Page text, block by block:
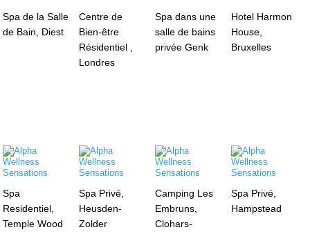
Spa de la Salle
de Bain, Diest
Centre de
Bien-être
Résidentiel ,
Londres
Spa dans une
salle de bains
privée Genk
Hotel Harmon
House,
Bruxelles
Spa
Residentiel,
Temple Wood
Spa Privé,
Heusden-
Zolder
Camping Les
Embruns,
Clohars-
Spa Privé,
Hampstead